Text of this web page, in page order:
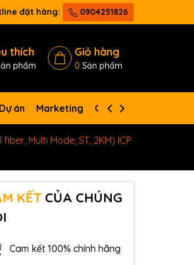
đặt hàng: 0904251826
thích
phẩm
Giỏ hàng
0 Sản phẩm
Dự án Marketing Giới thiệu
Multi Mode, ST, 2KM) ICP
KẾTCỦA CHÚNG
Cam kết 100% chính hãng